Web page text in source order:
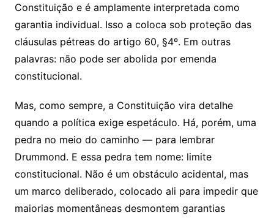
Constituição e é amplamente interpretada como
garantia individual. Isso a coloca sob proteção das
cláusulas pétreas do artigo 60, §4º. Em outras
palavras: não pode ser abolida por emenda
constitucional.
Mas, como sempre, a Constituição vira detalhe
quando a política exige espetáculo. Há, porém, uma
pedra no meio do caminho — para lembrar
Drummond. E essa pedra tem nome: limite
constitucional. Não é um obstáculo acidental, mas
um marco deliberado, colocado ali para impedir que
maiorias momentâneas desmontem garantias